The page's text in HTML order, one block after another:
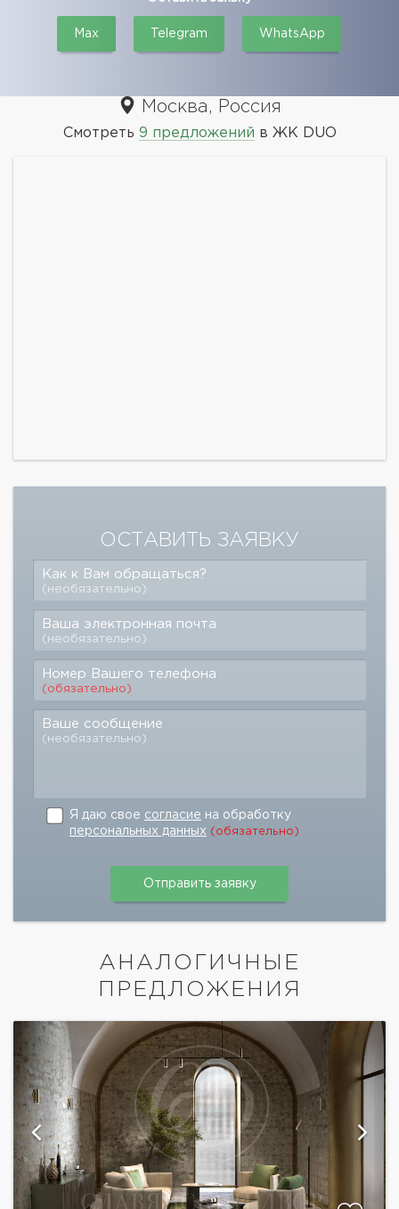
Max Telegram WhatsApp
Москва, Россия
Смотреть 9 предложений в ЖК DUO
ОСТАВИТЬ ЗАЯВКУ
Как к Вам обращаться?
(необязательно)
Ваша электронная почта
(необязательно)
Номер Вашего телефона
(обязательно)
Ваше сообщение
(необязательно)
Я даю свое согласие на обработку
персональных данных (обязательно)
АНАЛОГИЧНЫЕ
ПРЕДЛОЖЕНИЯ